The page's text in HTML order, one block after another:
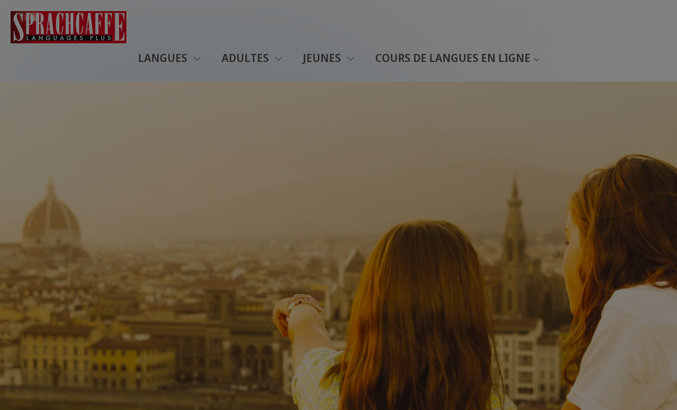
LANGUES ADULTES JEUNES COURS DE LANGUES EN LIGNE